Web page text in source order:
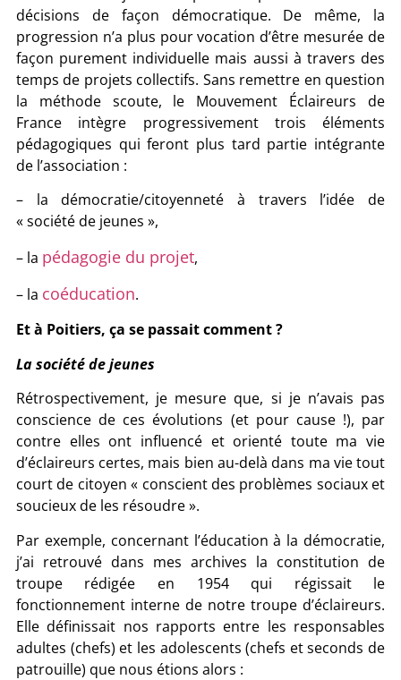
décisions de façon démocratique. De même, la
progression n’a plus pour vocation d’être mesurée de
façon purement individuelle mais aussi à travers des
temps de projets collectifs. Sans remettre en question
la méthode scoute, le Mouvement Éclaireurs de
France intègre progressivement trois éléments
pédagogiques qui feront plus tard partie intégrante
de l’association :
– la démocratie/citoyenneté à travers l’idée de
« société de jeunes »,
– la pédagogie du projet,
– la coéducation.
Et à Poitiers, ça se passait comment ?
La société de jeunes
Rétrospectivement, je mesure que, si je n’avais pas
conscience de ces évolutions (et pour cause !), par
contre elles ont influencé et orienté toute ma vie
d’éclaireurs certes, mais bien au-delà dans ma vie tout
court de citoyen « conscient des problèmes sociaux et
soucieux de les résoudre ».
Par exemple, concernant l’éducation à la démocratie,
j’ai retrouvé dans mes archives la constitution de
troupe rédigée en 1954 qui régissait le
fonctionnement interne de notre troupe d’éclaireurs.
Elle définissait nos rapports entre les responsables
adultes (chefs) et les adolescents (chefs et seconds de
patrouille) que nous étions alors :